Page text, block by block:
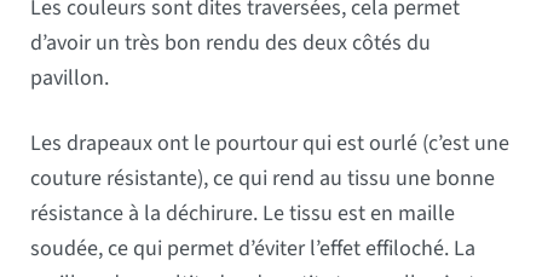
Les couleurs sont dites traversées, cela permet
d’avoir un très bon rendu des deux côtés du
pavillon.
Les drapeaux ont le pourtour qui est ourlé (c’est une
couture résistante), ce qui rend au tissu une bonne
résistance à la déchirure. Le tissu est en maille
soudée, ce qui permet d’éviter l’effet effiloché. La